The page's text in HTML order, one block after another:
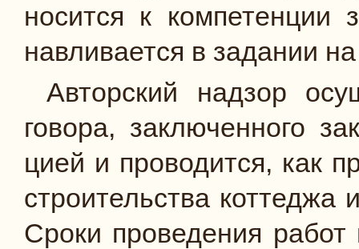
носится к компетенции
навливается в задании
Авторский надзор
говора, заключенного
цией и проводится, как
строительства коттеджа
Сроки проведения работ